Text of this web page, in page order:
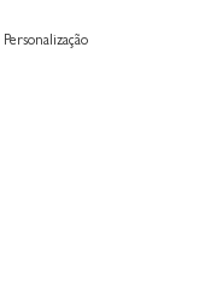
Personalização